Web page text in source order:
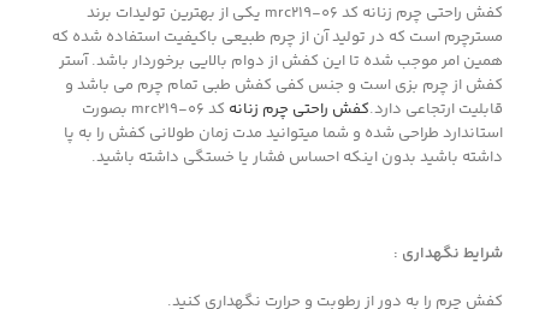
کفش راحتی چرم زنانه کد mrc219-06 یکی از بهترین تولیدات برند
مسترچرم است که در تولید آن از چرم طبیعی باکیفیت استفاده شده که
همین امر موجب شده تا این کفش از دوام بالایی برخوردار باشد. آستر
کفش از چرم بزی است و جنس کفی کفش طبی تمام چرم می باشد و
قابلیت ارتجاعی دارد.کفش راحتی چرم زنانه
کد mrc219-06 بصورت
استاندارد طراحی شده و شما میتوانید مدت زمان طولانی کفش را به پا
داشته باشید بدون اینکه احساس فشار یا خستگی داشته باشید.
شرایط نگهداری :
کفش چرم را به دور از رطوبت و حرارت نگهداری کنید.